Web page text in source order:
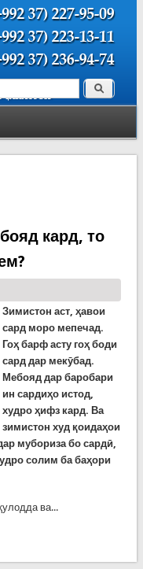
Поиск
кард, то
Зимистон аст, ҳавои
сард моро мепечад.
Гоҳ барф асту гоҳ боди
сард дар мекӯбад.
Мебояд дар баробари
ин сардиҳо истод,
худро ҳифз кард. Ва
зимистон худ қоидаҳои
мубориза бо сардӣ,
солим ба баҳори
ва...
бояд кард, то аз